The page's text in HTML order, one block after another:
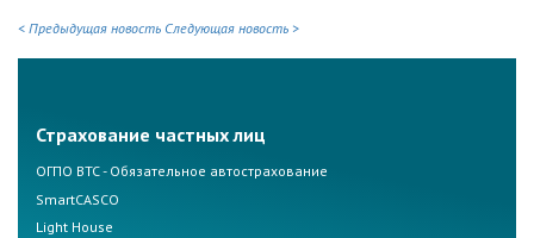
< Предыдущая новость Следующая новость >
Страхование частных лиц
ОГПО ВТС - Обязательное автострахование
SmartCASCO
Light House